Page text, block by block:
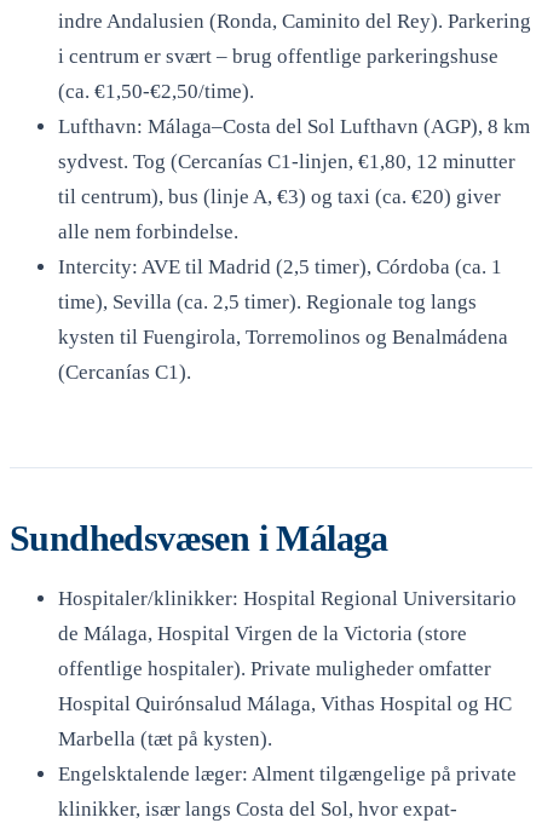
indre Andalusien (Ronda, Caminito del Rey). Parkering
i centrum er svært – brug offentlige parkeringshuse
(ca. €1,50-€2,50/time).
Lufthavn: Málaga–Costa del Sol Lufthavn (AGP), 8 km
sydvest. Tog (Cercanías C1-linjen, €1,80, 12 minutter
til centrum), bus (linje A, €3) og taxi (ca. €20) giver
alle nem forbindelse.
Intercity: AVE til Madrid (2,5 timer), Córdoba (ca. 1
time), Sevilla (ca. 2,5 timer). Regionale tog langs
kysten til Fuengirola, Torremolinos og Benalmádena
(Cercanías C1).
Sundhedsvæsen i Málaga
Hospitaler/klinikker: Hospital Regional Universitario
de Málaga, Hospital Virgen de la Victoria (store
offentlige hospitaler). Private muligheder omfatter
Hospital Quirónsalud Málaga, Vithas Hospital og HC
Marbella (tæt på kysten).
Engelsktalende læger: Alment tilgængelige på private
klinikker, især langs Costa del Sol, hvor expat-